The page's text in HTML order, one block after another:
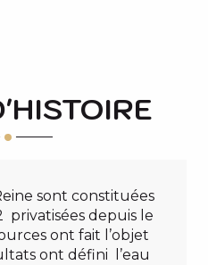
sont constituées
privatisées depuis le
ont fait l’objet
ont défini l’eau